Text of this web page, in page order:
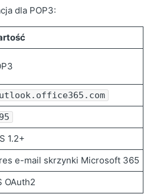
dla POP3:
1.2+
e-mail skrzynki Microsoft 365
OAuth2